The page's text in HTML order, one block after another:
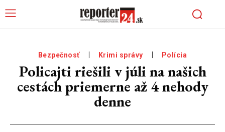
Bezpečnosť Krimi správy Polícia
Policajti riešili v júli na našich
cestách priemerne až 4 nehody
denne